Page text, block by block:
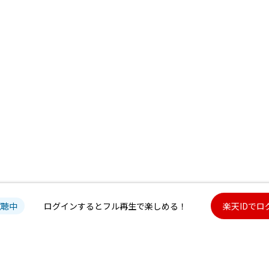
中 ログインするとフル再生で楽しめる！ 楽天IDでロ